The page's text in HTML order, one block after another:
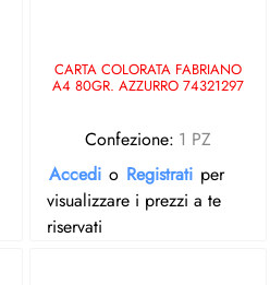
CARTA COLORATA FABRIANO
A4 80GR. AZZURRO 74321297
Confezione: 1 PZ
Accedi o Registrati per
visualizzare i prezzi a te
riservati